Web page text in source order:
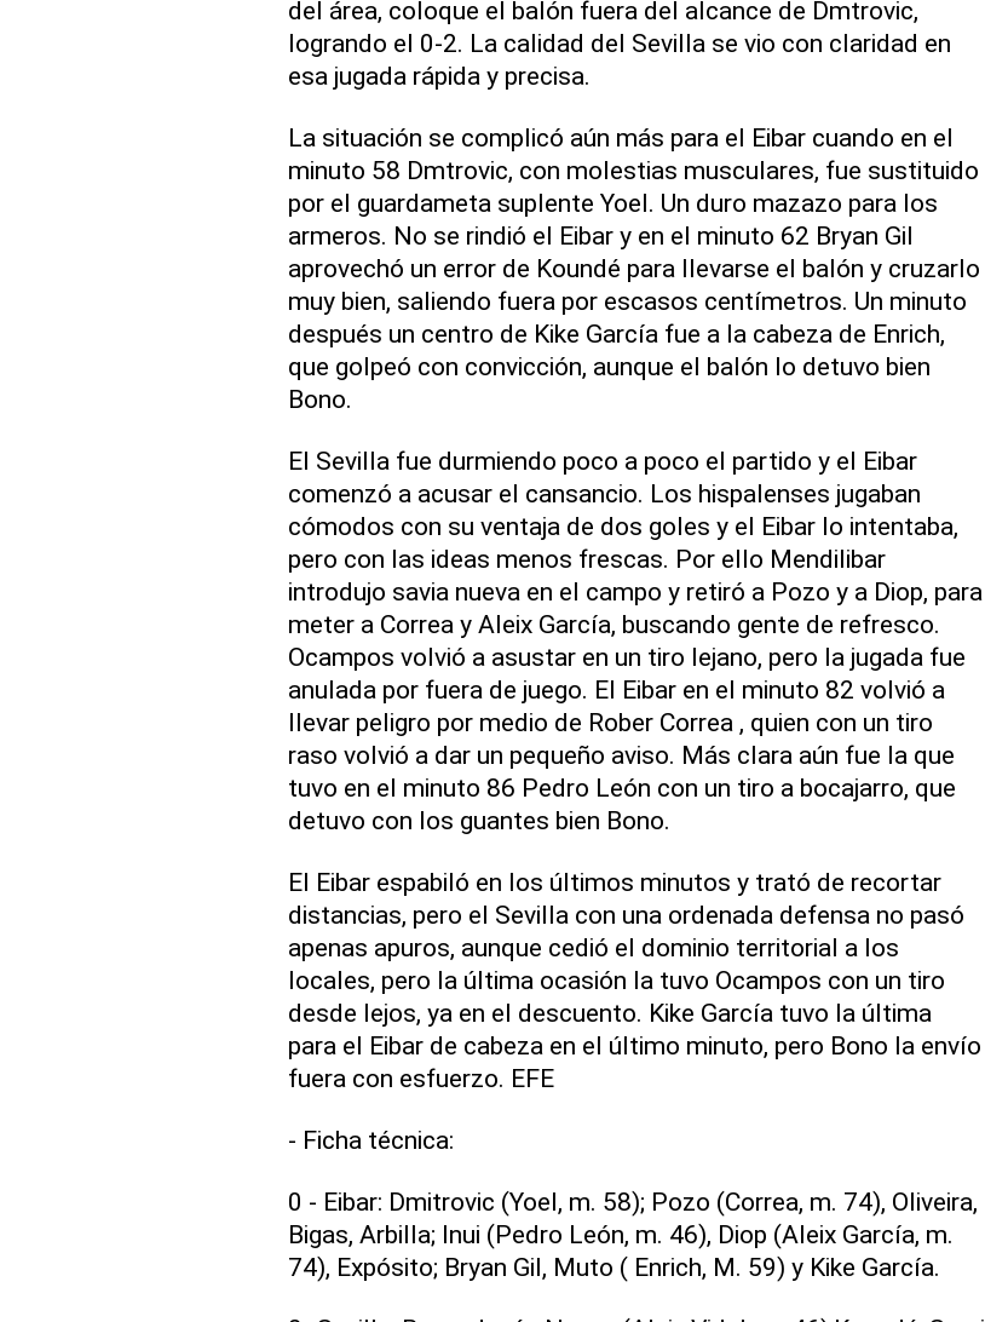
del área, coloque el balón fuera del alcance de Dmtrovic,
logrando el 0-2. La calidad del Sevilla se vio con claridad en
esa jugada rápida y precisa.
La situación se complicó aún más para el Eibar cuando en el
minuto 58 Dmtrovic, con molestias musculares, fue sustituido
por el guardameta suplente Yoel. Un duro mazazo para los
armeros. No se rindió el Eibar y en el minuto 62 Bryan Gil
aprovechó un error de Koundé para llevarse el balón y cruzarlo
muy bien, saliendo fuera por escasos centímetros. Un minuto
después un centro de Kike García fue a la cabeza de Enrich,
que golpeó con convicción, aunque el balón lo detuvo bien
Bono.
El Sevilla fue durmiendo poco a poco el partido y el Eibar
comenzó a acusar el cansancio. Los hispalenses jugaban
cómodos con su ventaja de dos goles y el Eibar lo intentaba,
pero con las ideas menos frescas. Por ello Mendilibar
introdujo savia nueva en el campo y retiró a Pozo y a Diop, para
meter a Correa y Aleix García, buscando gente de refresco.
Ocampos volvió a asustar en un tiro lejano, pero la jugada fue
anulada por fuera de juego. El Eibar en el minuto 82 volvió a
llevar peligro por medio de Rober Correa , quien con un tiro
raso volvió a dar un pequeño aviso. Más clara aún fue la que
tuvo en el minuto 86 Pedro León con un tiro a bocajarro, que
detuvo con los guantes bien Bono.
El Eibar espabiló en los últimos minutos y trató de recortar
distancias, pero el Sevilla con una ordenada defensa no pasó
apenas apuros, aunque cedió el dominio territorial a los
locales, pero la última ocasión la tuvo Ocampos con un tiro
desde lejos, ya en el descuento. Kike García tuvo la última
para el Eibar de cabeza en el último minuto, pero Bono la envío
fuera con esfuerzo. EFE
- Ficha técnica:
0 - Eibar: Dmitrovic (Yoel, m. 58); Pozo (Correa, m. 74), Oliveira,
Bigas, Arbilla; Inui (Pedro León, m. 46), Diop (Aleix García, m.
74), Expósito; Bryan Gil, Muto ( Enrich, M. 59) y Kike García.